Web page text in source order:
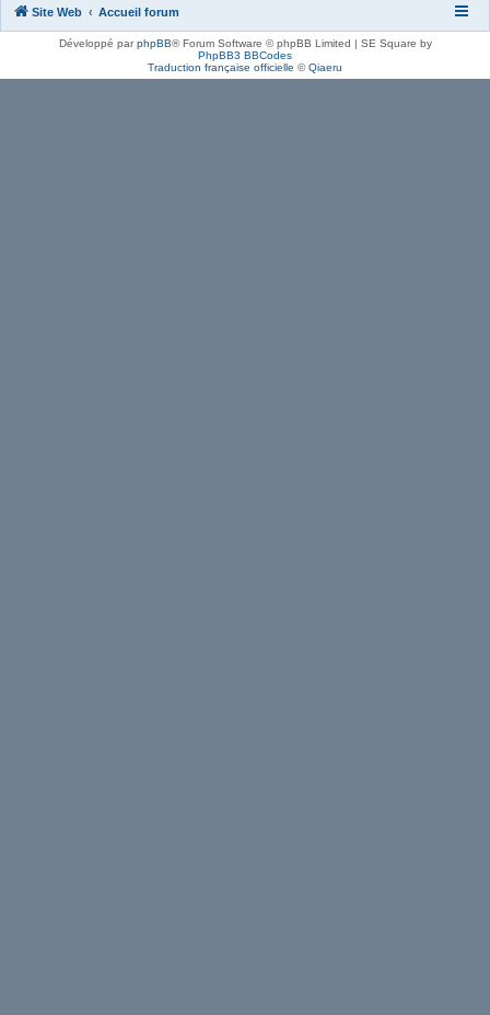
Site Web Accueil forum
Développé parphpBB® Forum Software © phpBB Limited | SE Square by
PhpBB3 BBCodes
Traduction française officielle ©Qiaeru